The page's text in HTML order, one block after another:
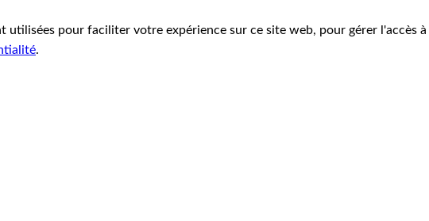
utilisées pour faciliter votre expérience sur ce site web, pour gérer l'accès
.